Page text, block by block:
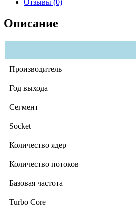
Отзывы (0)
Описание
Производитель
Год выхода
Сегмент
Socket
Количество ядер
Количество потоков
Базовая частота
Turbo Core